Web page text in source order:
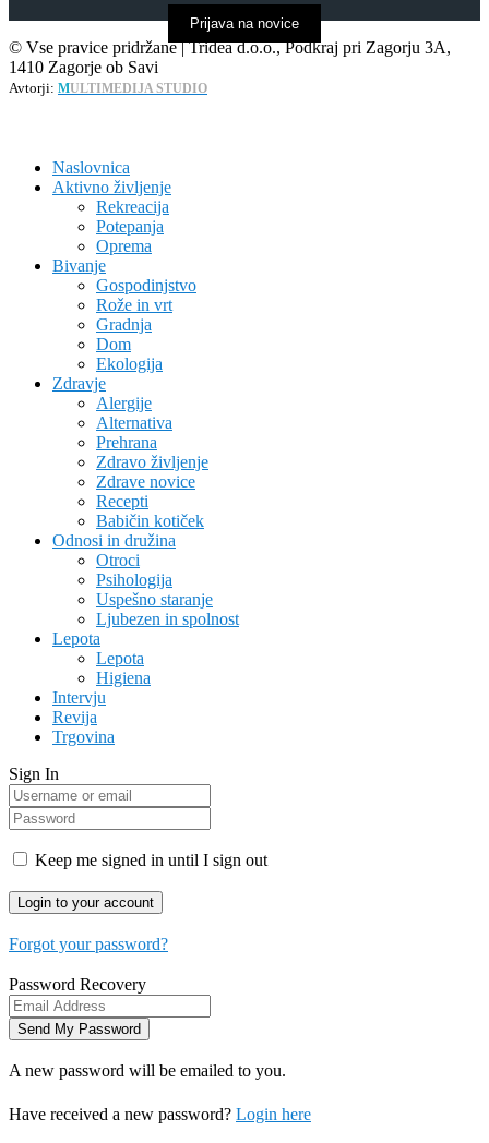
Prijava na novice
© Vse pravice pridržane | Tridea d.o.o., Podkraj pri Zagorju 3A,
1410 Zagorje ob Savi
Avtorji: MULTIMEDIJA STUDIO
Naslovnica
Aktivno življenje
Rekreacija
Potepanja
Oprema
Bivanje
Gospodinjstvo
Rože in vrt
Gradnja
Dom
Ekologija
Zdravje
Alergije
Alternativa
Prehrana
Zdravo življenje
Zdrave novice
Recepti
Babičin kotiček
Odnosi in družina
Otroci
Psihologija
Uspešno staranje
Ljubezen in spolnost
Lepota
Lepota
Higiena
Intervju
Revija
Trgovina
Sign In
Keep me signed in until I sign out
Forgot your password?
Password Recovery
A new password will be emailed to you.
Have received a new password? Login here